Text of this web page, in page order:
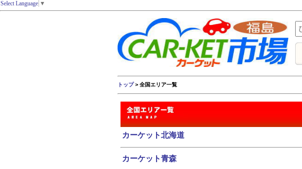
Select Language ▼
トップ> 全国エリア一覧
カーケット北海道
カーケット青森